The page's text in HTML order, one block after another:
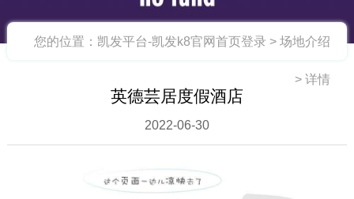
您的位置： 凯发平台-凯发k8官网首页登录 > 场地介绍
> 详情
英德芸居度假酒店
2022-06-30